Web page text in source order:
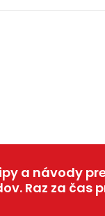
a návody
Raz za čas